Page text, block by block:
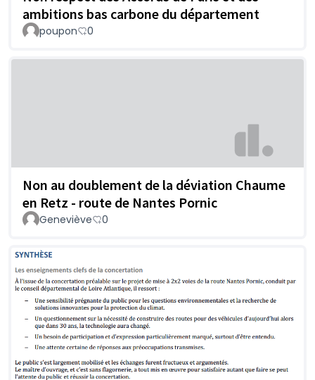
ambitions bas carbone du département
poupon 0
Non au doublement de la déviation Chaume
en Retz - route de Nantes Pornic
Geneviève 0